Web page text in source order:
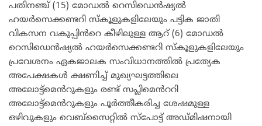
പതിനഞ്ച് (15) മോഡൽ റെസിഡെൻഷ്യൽ
ഹയർസെക്കണ്ടറി സ്‌കൂളുകളിലേയും പട്ടിക ജാതി
വികസന വകുപ്പിൻറെ കീഴിലുള്ള ആറ് (6) മോഡൽ
റെസിഡെൻഷ്യൽ ഹയർസെക്കണ്ടറി സ്‌കൂളുകളിലേയും
പ്രവേശനം ഏകജാലക സംവിധാനത്തിൽ പ്രത്യേക
അപേക്ഷകൾ ക്ഷണിച്ച് മുഖ്യഘട്ടത്തിലെ
അലോട്ട്മെൻറുകളും രണ്ട് സപ്ലിമെൻററി
അലോട്ട്മെൻറുകളും പൂർത്തീകരിച്ച ശേഷമുള്ള
ഒഴിവുകളും വെബ്സൈറ്റിൽ സ്പോട്ട് അഡ്‌മിഷനായി